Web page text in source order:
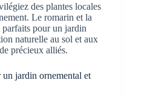
des plantes locales
Le romarin et la
pour un jardin
naturelle au sol et aux
précieux alliés.
jardin ornemental et